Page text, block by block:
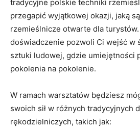
tradycyjne polskie techniki
przegapić‍ wyjątkowej okazji, ⁢jaką
rzemieślnicze ​otwarte⁢ dla turystów.
doświadczenie pozwoli ‌Ci wejść w
sztuki ludowej,‌ gdzie umiejętności
pokolenia na pokolenie.
W ramach warsztatów będziesz
swoich sił w różnych tradycyjnych
⁤rękodzielniczych,⁤ takich jak: